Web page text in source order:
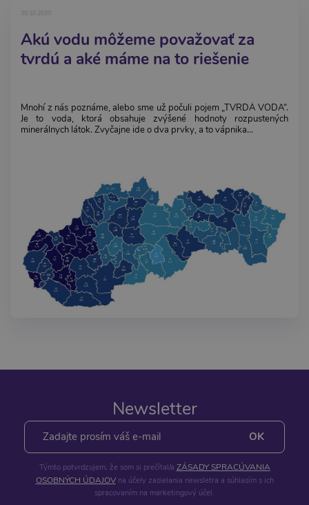
Akú vodu môžeme považovať za
tvrdú a aké máme na to riešenie
Mnohí z nás poznáme, alebo sme už počuli pojem „TVRDÁ VODA“.
Je to voda, ktorá obsahuje zvýšené hodnoty rozpustených
minerálnych látok. Zvyčajne ide o dva prvky, a to vápnika...
Newsletter
Týmto potvrdzujem, že som si prečítal/a ZÁSADY SPRACÚVANIA
OSOBNÝCH ÚDAJOVna účely zasielania newsletra a súhlasím s ich
spracovaním na marketingový účel.